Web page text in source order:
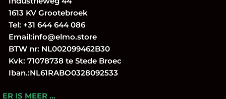
1613 KV Grootebroek
Tel: +31 644 644 086
Email:info@elmo.store
BTW nr: NL002099462B30
Kvk: 71078738 te Stede Broec
Iban.:NL61RABO0328092533
ER IS MEER …